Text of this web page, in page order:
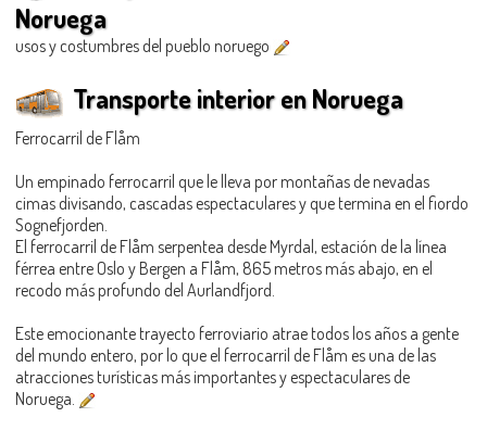
Noruega
usos y costumbres del pueblo noruego
Transporte interior en Noruega
Ferrocarril de Flåm
Un empinado ferrocarril que le lleva por montañas de nevadas
cimas divisando, cascadas espectaculares y que termina en el fiordo
Sognefjorden.
El ferrocarril de Flåm serpentea desde Myrdal, estación de la línea
férrea entre Oslo y Bergen a Flåm, 865 metros más abajo, en el
recodo más profundo del Aurlandfjord.
Este emocionante trayecto ferroviario atrae todos los años a gente
del mundo entero, por lo que el ferrocarril de Flåm es una de las
atracciones turísticas más importantes y espectaculares de
Noruega.